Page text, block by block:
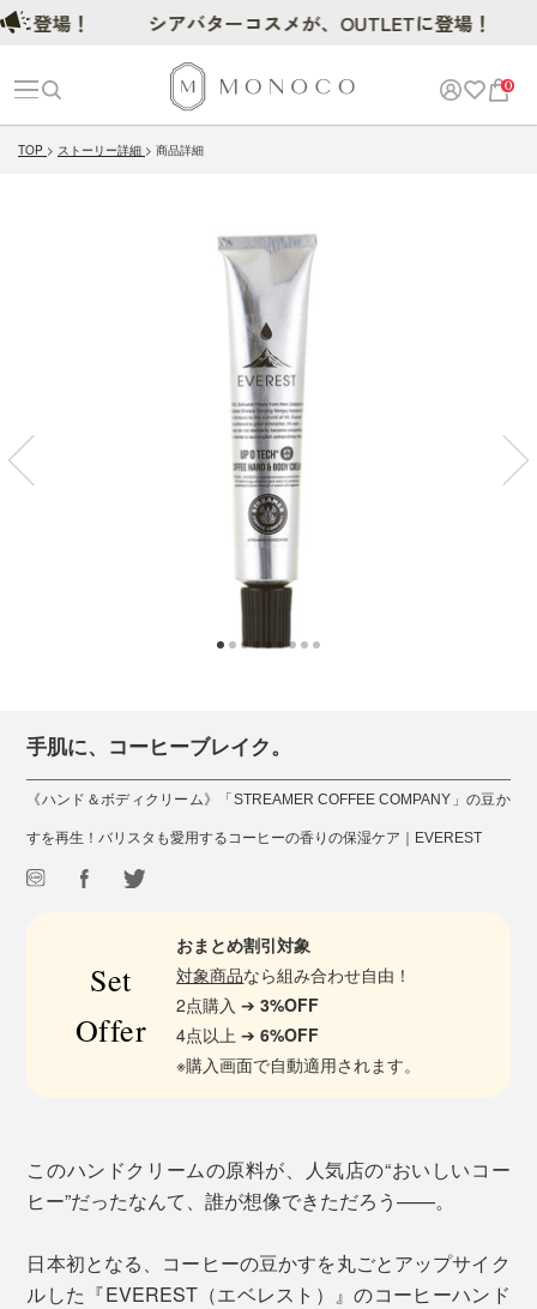
0
TOP ストーリー詳細 商品詳細
手肌に、コーヒーブレイク。
《ハンド＆ボディクリーム》「STREAMER COFFEE COMPANY」の豆か
すを再生！バリスタも愛用するコーヒーの香りの保湿ケア｜EVEREST
Set
Offer
おまとめ割引対象
対象商品なら組み合わせ自由！
2点購入 ➔3%OFF
4点以上 ➔6%OFF
※購入画面で自動適用されます。
このハンドクリームの原料が、人気店の“おいしいコー
ヒー”だったなんて、誰が想像できただろう——。
日本初となる、コーヒーの豆かすを丸ごとアップサイク
ルした『EVEREST（エベレスト）』のコーヒーハンド
場！ シアバターコスメが、OUTLETに登場！